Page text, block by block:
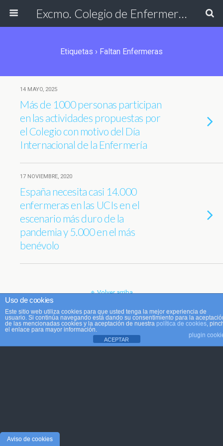
Excmo. Colegio de Enfermería de Cádiz
Etiquetas › Faltan Enfermeras
14 MAYO, 2025
Más de 1000 personas participan
en las actividades propuestas por
el Colegio con motivo del Día
Internacional de la Enfermería
17 NOVIEMBRE, 2020
España necesita casi 14.000
enfermeras en las UCIs en el
escenario más duro de la
pandemia y 5.000 en el más
benévolo
Volver arriba
Móvil Escritorio
Uso de cookies
Este sitio web utiliza cookies para que usted tenga la mejor experiencia de
usuario. Si continúa navegando está dando su consentimiento para la
de las mencionadas cookies y la aceptación de nuestra política de cookies,
el enlace para mayor información.
plugin
ACEPTAR
Aviso de cookies